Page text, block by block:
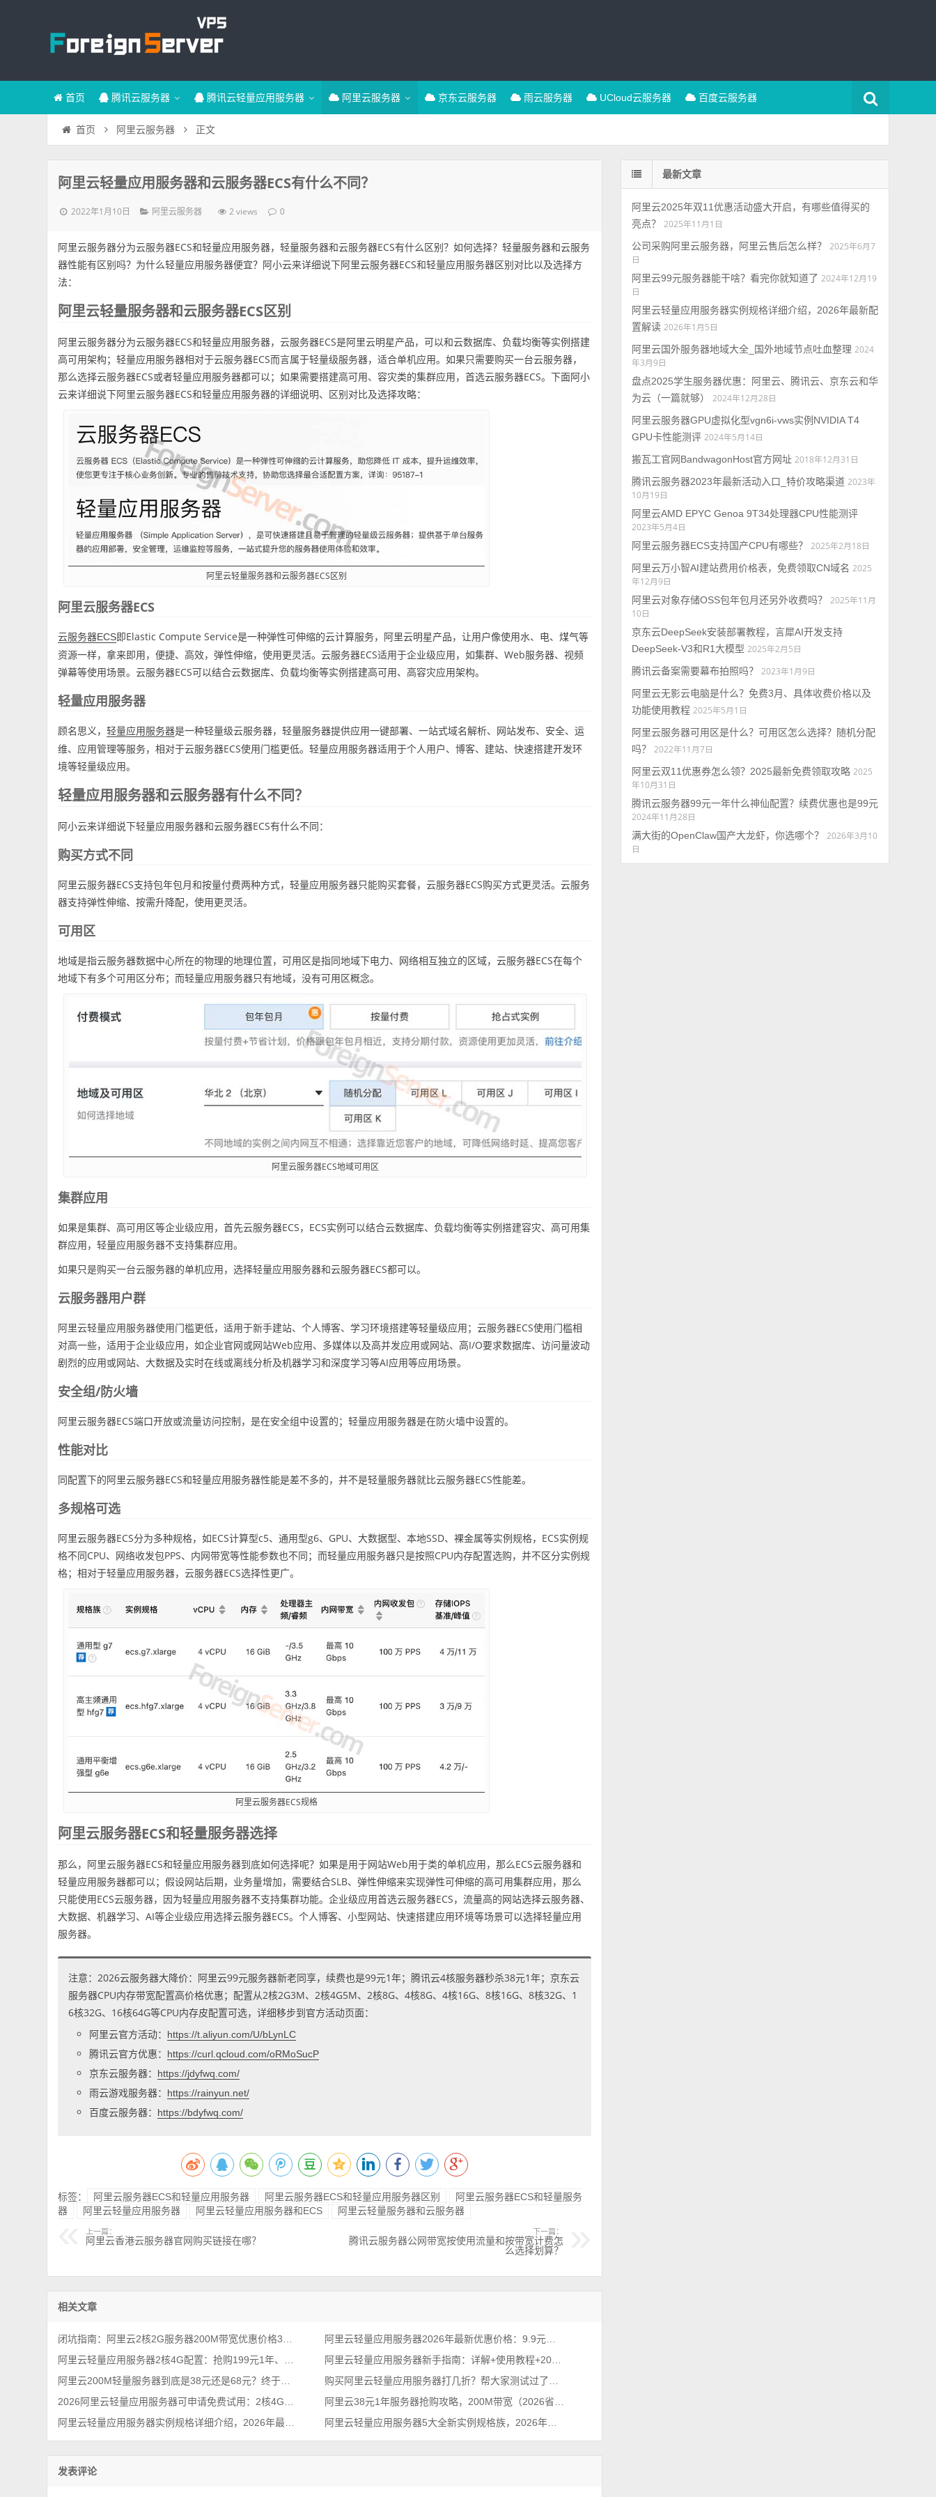
首页 腾讯云服务器 腾讯云轻量应用服务器 阿里云服务器 京东云服务器 雨云服务器 UCloud云服务器 百度云服务器
首页 阿里云服务器 正文
阿里云轻量应用服务器和云服务器ECS有什么不同？
2022年1月10日 阿里云服务器 2 views 0
阿里云服务器分为云服务器ECS和轻量应用服务器，轻量服务器和云服务器ECS有什么区别？如何选择？轻量服务器和云服务
器性能有区别吗？为什么轻量应用服务器便宜？阿小云来详细说下阿里云服务器ECS和轻量应用服务器区别对比以及选择方
法：
阿里云轻量服务器和云服务器ECS区别
阿里云服务器分为云服务器ECS和轻量应用服务器，云服务器ECS是阿里云明星产品，可以和云数据库、负载均衡等实例搭建
高可用架构；轻量应用服务器相对于云服务器ECS而言属于轻量级服务器，适合单机应用。如果只需要购买一台云服务器，
那么选择云服务器ECS或者轻量应用服务器都可以；如果需要搭建高可用、容灾类的集群应用，首选云服务器ECS。下面阿小
云来详细说下阿里云服务器ECS和轻量应用服务器的详细说明、区别对比及选择攻略：
阿里云轻量服务器和云服务器ECS区别
阿里云服务器ECS
云服务器ECS即Elastic Compute Service是一种弹性可伸缩的云计算服务，阿里云明星产品，让用户像使用水、电、煤气等
资源一样，拿来即用，便捷、高效，弹性伸缩，使用更灵活。云服务器ECS适用于企业级应用，如集群、Web服务器、视频
弹幕等使用场景。云服务器ECS可以结合云数据库、负载均衡等实例搭建高可用、高容灾应用架构。
轻量应用服务器
顾名思义，轻量应用服务器是一种轻量级云服务器，轻量服务器提供应用一键部署、一站式域名解析、网站发布、安全、运
维、应用管理等服务，相对于云服务器ECS使用门槛更低。轻量应用服务器适用于个人用户、博客、建站、快速搭建开发环
境等轻量级应用。
轻量应用服务器和云服务器有什么不同？
阿小云来详细说下轻量应用服务器和云服务器ECS有什么不同：
购买方式不同
阿里云服务器ECS支持包年包月和按量付费两种方式，轻量应用服务器只能购买套餐，云服务器ECS购买方式更灵活。云服务
器支持弹性伸缩、按需升降配，使用更灵活。
可用区
地域是指云服务器数据中心所在的物理的地理位置，可用区是指同地域下电力、网络相互独立的区域，云服务器ECS在每个
地域下有多个可用区分布；而轻量应用服务器只有地域，没有可用区概念。
阿里云服务器ECS地域可用区
集群应用
如果是集群、高可用区等企业级应用，首先云服务器ECS，ECS实例可以结合云数据库、负载均衡等实例搭建容灾、高可用集
群应用，轻量应用服务器不支持集群应用。
如果只是购买一台云服务器的单机应用，选择轻量应用服务器和云服务器ECS都可以。
云服务器用户群
阿里云轻量应用服务器使用门槛更低，适用于新手建站、个人博客、学习环境搭建等轻量级应用；云服务器ECS使用门槛相
对高一些，适用于企业级应用，如企业官网或网站Web应用、多媒体以及高并发应用或网站、高I/O要求数据库、访问量波动
剧烈的应用或网站、大数据及实时在线或离线分析及机器学习和深度学习等AI应用等应用场景。
安全组/防火墙
阿里云服务器ECS端口开放或流量访问控制，是在安全组中设置的；轻量应用服务器是在防火墙中设置的。
性能对比
同配置下的阿里云服务器ECS和轻量应用服务器性能是差不多的，并不是轻量服务器就比云服务器ECS性能差。
多规格可选
阿里云服务器ECS分为多种规格，如ECS计算型c5、通用型g6、GPU、大数据型、本地SSD、裸金属等实例规格，ECS实例规
格不同CPU、网络收发包PPS、内网带宽等性能参数也不同；而轻量应用服务器只是按照CPU内存配置选购，并不区分实例规
格；相对于轻量应用服务器，云服务器ECS选择性更广。
阿里云服务器ECS规格
阿里云服务器ECS和轻量服务器选择
那么，阿里云服务器ECS和轻量应用服务器到底如何选择呢？如果是用于网站Web用于类的单机应用，那么ECS云服务器和
轻量应用服务器都可以；假设网站后期，业务量增加，需要结合SLB、弹性伸缩来实现弹性可伸缩的高可用集群应用，那么
只能使用ECS云服务器，因为轻量应用服务器不支持集群功能。企业级应用首选云服务器ECS，流量高的网站选择云服务器、
大数据、机器学习、AI等企业级应用选择云服务器ECS。个人博客、小型网站、快速搭建应用环境等场景可以选择轻量应用
服务器。
注意：2026云服务器大降价：阿里云99元服务器新老同享，续费也是99元1年；腾讯云4核服务器秒杀38元1年；京东云
服务器CPU内存带宽配置高价格优惠；配置从2核2G3M、2核4G5M、2核8G、4核8G、4核16G、8核16G、8核32G、1
6核32G、16核64G等CPU内存皮配置可选，详细移步到官方活动页面：
阿里云官方活动：
https://t.aliyun.com/U/bLynLC
腾讯云官方优惠： https://curl.qcloud.com/oRMoSucP
京东云服务器： https://jdyfwq.com/
雨云游戏服务器： https://rainyun.net/
百度云服务器： https://bdyfwq.com/
标签： 阿里云服务器ECS和轻量应用服务器 阿里云服务器ECS和轻量应用服务器区别
阿里云服务器ECS和轻量服务
器
阿里云轻量应用服务器 阿里云轻量应用服务器和ECS 阿里云轻量服务器和云服务器
上一篇：
阿里云香港云服务器官网购买链接在哪？
下一篇：
腾讯云服务器公网带宽按使用流量和按带宽计费怎
么选择划算？
相关文章
发表评论
最新文章
阿里云2025年双11优惠活动盛大开启，有哪些值得买的
亮点？
2025年11月1日
公司采购阿里云服务器，阿里云售后怎么样？
2025年6月7
日
阿里云99元服务器能干啥？看完你就知道了 2024年12月19
日
阿里云轻量应用服务器实例规格详细介绍，2026年最新配
置解读 2026年1月5日
阿里云国外服务器地域大全_国外地域节点吐血整理 2024
年3月9日
盘点2025学生服务器优惠：阿里云、腾讯云、京东云和华
为云（一篇就够）
2024年12月28日
阿里云服务器GPU虚拟化型vgn6i-vws实例NVIDIA T4
GPU卡性能测评 2024年5月14日
搬瓦工官网BandwagonHost官方网址 2018年12月31日
腾讯云服务器2023年最新活动入口_特价攻略渠道 2023年
10月19日
阿里云AMD EPYC Genoa 9T34处理器CPU性能测评
2023年5月4日
阿里云服务器ECS支持国产CPU有哪些？
2025年2月18日
阿里云万小智AI建站费用价格表，免费领取CN域名 2025
年12月9日
阿里云对象存储OSS包年包月还另外收费吗？
2025年11月
10日
京东云DeepSeek安装部署教程，言犀AI开发支持
DeepSeek-V3和R1大模型 2025年2月5日
腾讯云备案需要幕布拍照吗？
2023年1月9日
阿里云无影云电脑是什么？免费3月、具体收费价格以及
功能使用教程 2025年5月1日
阿里云服务器可用区是什么？可用区怎么选择？随机分配
吗？
2022年11月7日
阿里云双11优惠券怎么领？2025最新免费领取攻略 2025
年10月31日
腾讯云服务器99元一年什么神仙配置？续费优惠也是99元
2024年11月28日
满大街的OpenClaw国产大龙虾，你选哪个？
2026年3月10
日